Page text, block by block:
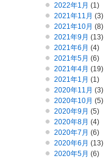
2022年1月 (1)
2021年11月 (3)
2021年10月 (8)
2021年9月 (13)
2021年6月 (4)
2021年5月 (6)
2021年4月 (19)
2021年1月 (1)
2020年11月 (3)
2020年10月 (5)
2020年9月 (5)
2020年8月 (4)
2020年7月 (6)
2020年6月 (13)
2020年5月 (6)